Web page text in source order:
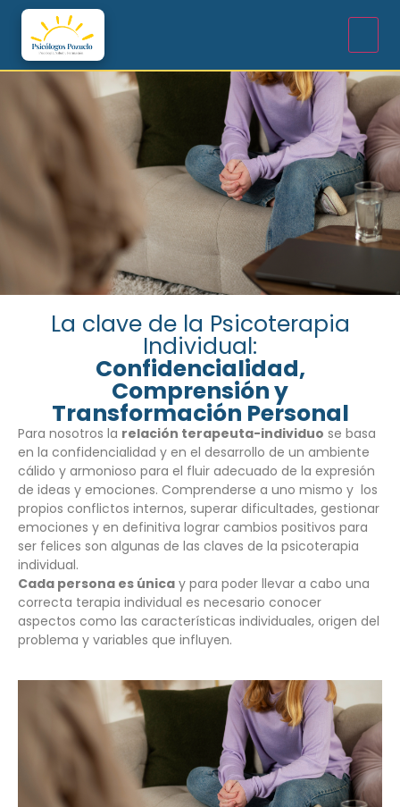
La clave de la Psicoterapia
Individual:
Confidencialidad,
Comprensión y
Transformación Personal
Para nosotros la relación terapeuta-individuo se basa
en la confidencialidad y en el desarrollo de un ambiente
cálido y armonioso para el fluir adecuado de la expresión
de ideas y emociones. Comprenderse a uno mismo y los
propios conflictos internos, superar dificultades, gestionar
emociones y en definitiva lograr cambios positivos para
ser felices son algunas de las claves de la psicoterapia
individual.
Cada persona es única y para poder llevar a cabo una
correcta terapia individual es necesario conocer
aspectos como las características individuales, origen del
problema y variables que influyen.